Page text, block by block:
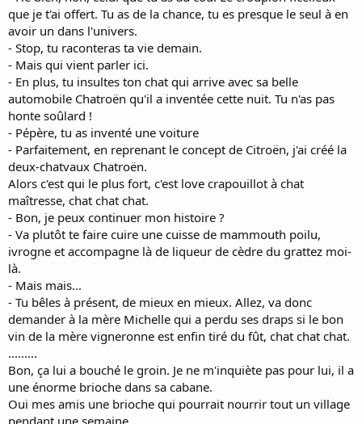
que je t'ai offert. Tu as de la chance, tu es presque le seul à en
avoir un dans l'univers.
- Stop, tu raconteras ta vie demain.
- Mais qui vient parler ici.
- En plus, tu insultes ton chat qui arrive avec sa belle
automobile Chatroën qu'il a inventée cette nuit. Tu n'as pas
honte soûlard !
- Pépère, tu as inventé une voiture
- Parfaitement, en reprenant le concept de Citroën, j'ai créé la
deux-chatvaux Chatroën.
Alors c'est qui le plus fort, c'est love crapouillot à chat
maîtresse, chat chat chat.
- Bon, je peux continuer mon histoire ?
- Va plutôt te faire cuire une cuisse de mammouth poilu,
ivrogne et accompagne là de liqueur de cèdre du grattez moi-
là.
- Mais mais...
- Tu bêles à présent, de mieux en mieux. Allez, va donc
demander à la mère Michelle qui a perdu ses draps si le bon
vin de la mère vigneronne est enfin tiré du fût, chat chat chat.
.........
Bon, ça lui a bouché le groin. Je ne m'inquiète pas pour lui, il a
une énorme brioche dans sa cabane.
Oui mes amis une brioche qui pourrait nourrir tout un village
pendant une semaine.